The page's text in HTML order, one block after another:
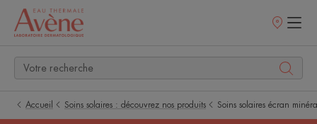
Points
Accueil Soins solaires : découvrez nos produits Soins solaires écran